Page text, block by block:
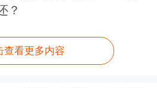
份额稳步提升，以及
优异，推动整体营业
品结构持续优化，主
？
查看更多内容